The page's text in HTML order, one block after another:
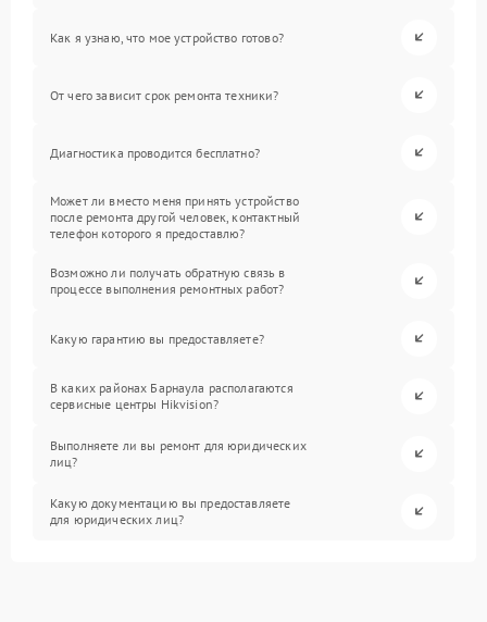
Как я узнаю, что мое устройство готово?
От чего зависит срок ремонта техники?
Диагностика проводится бесплатно?
Может ли вместо меня принять устройство
после ремонта другой человек, контактный
телефон которого я предоставлю?
Возможно ли получать обратную связь в
процессе выполнения ремонтных работ?
Какую гарантию вы предоставляете?
В каких районах Барнаула располагаются
сервисные центры Hikvision?
Выполняете ли вы ремонт для юридических
лиц?
Какую документацию вы предоставляете
для юридических лиц?